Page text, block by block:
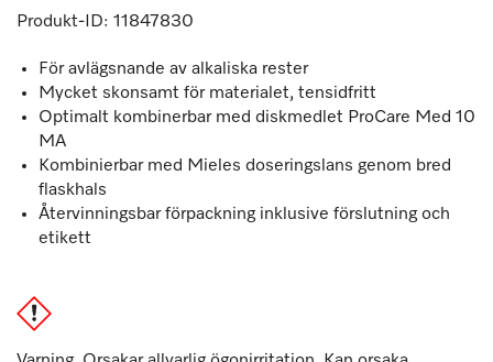
Produkt-ID: 11847830
För avlägsnande av alkaliska rester
Mycket skonsamt för materialet, tensidfritt
Optimalt kombinerbar med diskmedlet ProCare Med 10
MA
Kombinierbar med Mieles doseringslans genom bred
flaskhals
Återvinningsbar förpackning inklusive förslutning och
etikett